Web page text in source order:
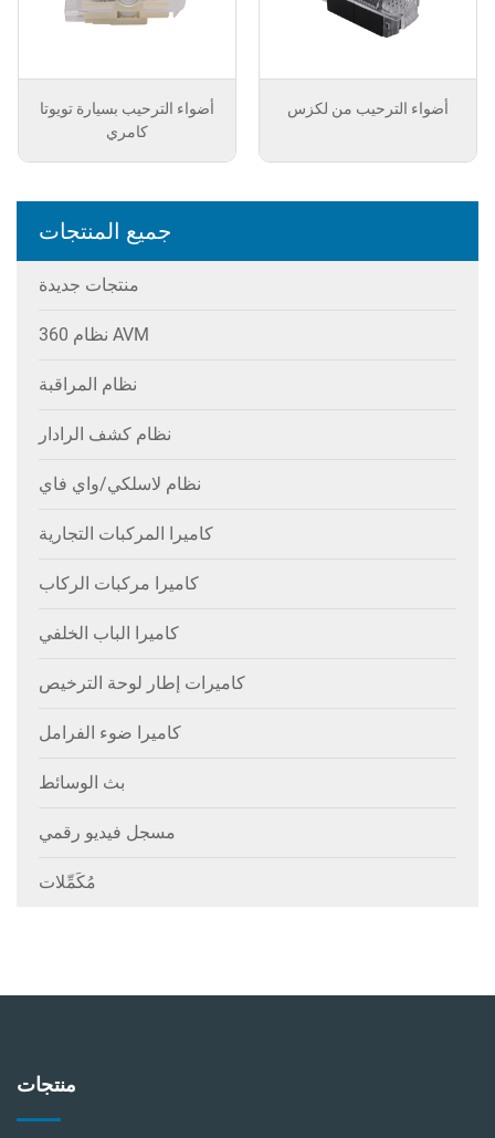
أضواء الترحيب بسيارة تويوتا
كامري
أضواء الترحيب من لكزس
جميع المنتجات
منتجات جديدة
نظام 360 AVM
نظام المراقبة
نظام كشف الرادار
نظام لاسلكي/واي فاي
كاميرا المركبات التجارية
كاميرا مركبات الركاب
كاميرا الباب الخلفي
كاميرات إطار لوحة الترخيص
كاميرا ضوء الفرامل
بث الوسائط
مسجل فيديو رقمي
مُكَمِّلات
منتجات